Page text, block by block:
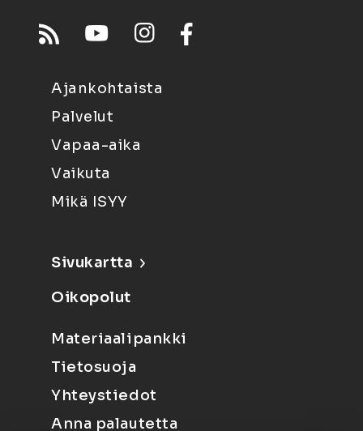
Ajankohtaista
Palvelut
Vapaa-aika
Vaikuta
Mikä ISYY
Sivukartta
Oikopolut
Materiaalipankki
Tietosuoja
Yhteystiedot
Anna palautetta